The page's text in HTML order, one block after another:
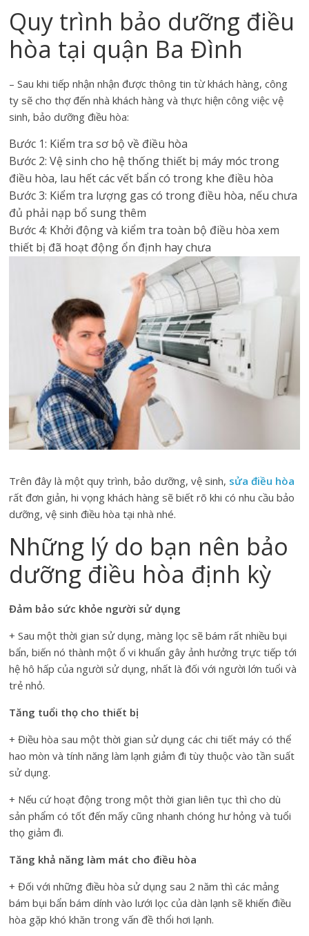
Quy trình bảo dưỡng điều
hòa tại quận Ba Đình
– Sau khi tiếp nhận nhận được thông tin từ khách hàng, công
ty sẽ cho thợ đến nhà khách hàng và thực hiện công việc vệ
sinh, bảo dưỡng điều hòa:
Bước 1: Kiểm tra sơ bộ về điều hòa
Bước 2: Vệ sinh cho hệ thống thiết bị máy móc trong
điều hòa, lau hết các vết bẩn có trong khe điều hòa
Bước 3: Kiểm tra lượng gas có trong điều hòa, nếu chưa
đủ phải nạp bổ sung thêm
Bước 4: Khởi động và kiểm tra toàn bộ điều hòa xem
thiết bị đã hoạt động ổn định hay chưa
Trên đây là một quy trình, bảo dưỡng, vệ sinh, sửa điều hòa
rất đơn giản, hi vọng khách hàng sẽ biết rõ khi có nhu cầu bảo
dưỡng, vệ sinh điều hòa tại nhà nhé.
Những lý do bạn nên bảo
dưỡng điều hòa định kỳ
Đảm bảo sức khỏe người sử dụng
+ Sau một thời gian sử dụng, màng lọc sẽ bám rất nhiều bụi
bẩn, biến nó thành một ổ vi khuẩn gây ảnh hưởng trực tiếp tới
hệ hô hấp của người sử dụng, nhất là đối với người lớn tuổi và
trẻ nhỏ.
Tăng tuổi thọ cho thiết bị
+ Điều hòa sau một thời gian sử dụng các chi tiết máy có thể
hao mòn và tính năng làm lạnh giảm đi tùy thuộc vào tần suất
sử dụng.
+ Nếu cứ hoạt động trong một thời gian liên tục thì cho dù
sản phẩm có tốt đến mấy cũng nhanh chóng hư hỏng và tuổi
thọ giảm đi.
Tăng khả năng làm mát cho điều hòa
+ Đối với những điều hòa sử dụng sau 2 năm thì các mảng
bám bụi bẩn bám dính vào lưới lọc của dàn lạnh sẽ khiến điều
hòa gặp khó khăn trong vấn đề thổi hơi lạnh.